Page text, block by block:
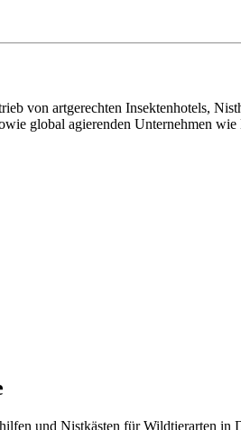
von artgerechten Insektenhotels,
global agierenden Unternehmen
und Nistkästen für Wildtierarten in